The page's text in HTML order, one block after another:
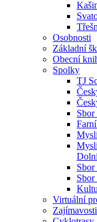
Osobnosti
Základní
Obecní
Spolky
TJ
Virtuální